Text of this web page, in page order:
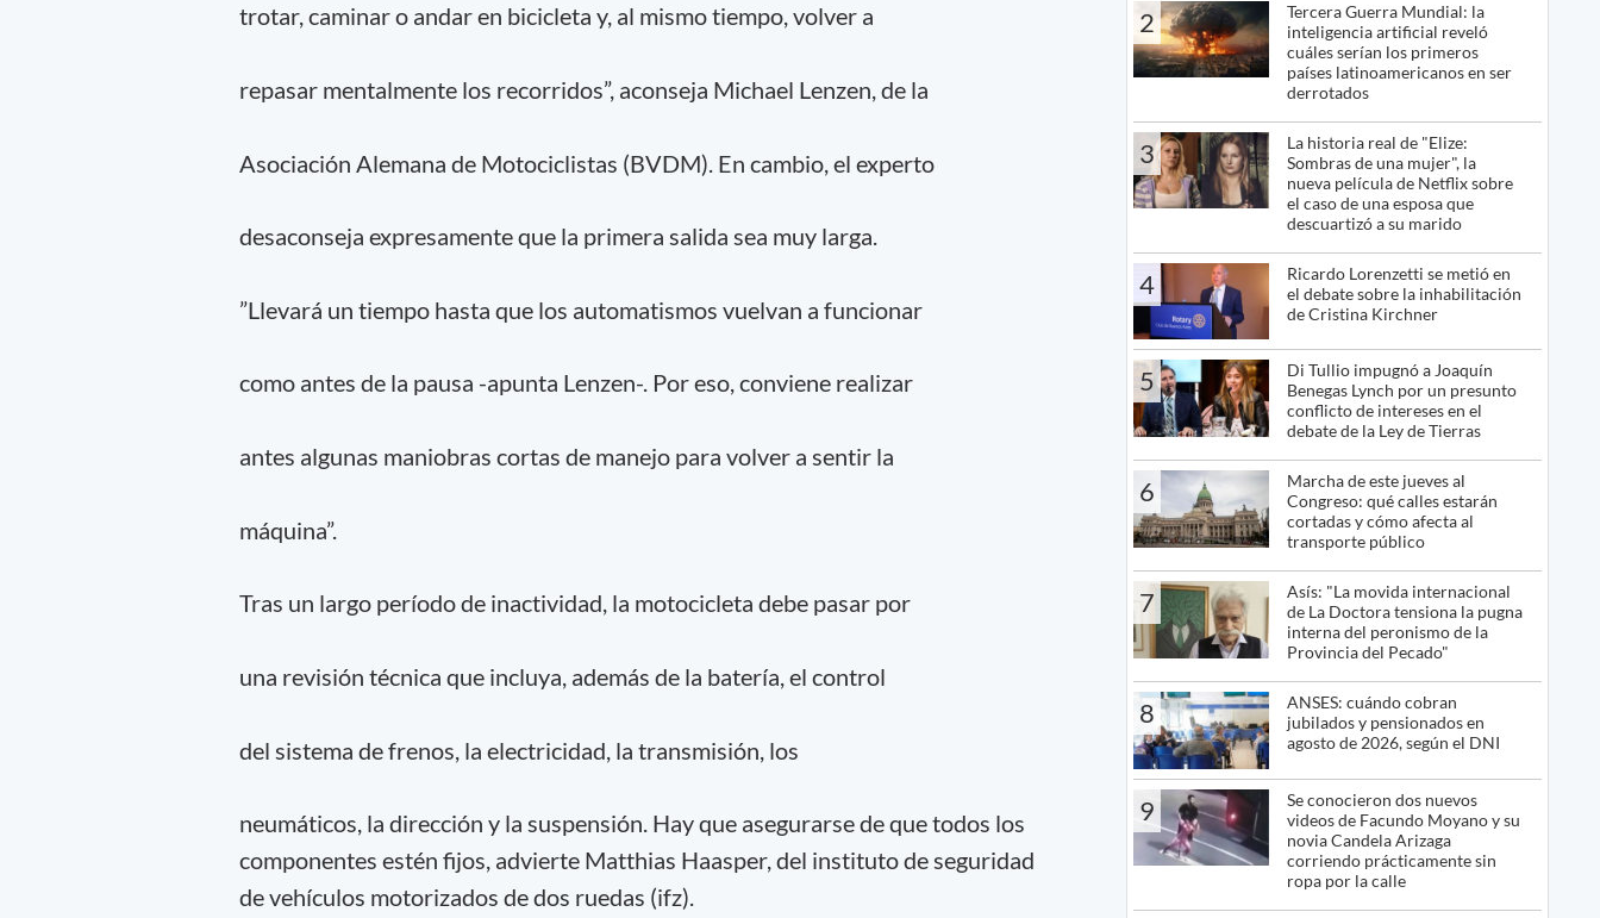
trotar, caminar o andar en bicicleta y, al mismo tiempo, volver a
repasar mentalmente los recorridos”, aconseja Michael Lenzen, de la
Asociación Alemana de Motociclistas (BVDM). En cambio, el experto
desaconseja expresamente que la primera salida sea muy larga.
”Llevará un tiempo hasta que los automatismos vuelvan a funcionar
como antes de la pausa -apunta Lenzen-. Por eso, conviene realizar
antes algunas maniobras cortas de manejo para volver a sentir la
máquina”.
Tras un largo período de inactividad, la motocicleta debe pasar por
una revisión técnica que incluya, además de la batería, el control
del sistema de frenos, la electricidad, la transmisión, los
neumáticos, la dirección y la suspensión. Hay que asegurarse de que todos los
componentes estén fijos, advierte Matthias Haasper, del instituto de seguridad
de vehículos motorizados de dos ruedas (ifz).
2
Tercera Guerra Mundial: la
inteligencia artificial reveló
cuáles serían los primeros
países latinoamericanos en ser
derrotados
3
La historia real de "Elize:
Sombras de una mujer", la
nueva película de Netflix sobre
el caso de una esposa que
descuartizó a su marido
4
Ricardo Lorenzetti se metió en
el debate sobre la inhabilitación
de Cristina Kirchner
5
Di Tullio impugnó a Joaquín
Benegas Lynch por un presunto
conflicto de intereses en el
debate de la Ley de Tierras
6
Marcha de este jueves al
Congreso: qué calles estarán
cortadas y cómo afecta al
transporte público
7
Asís: "La movida internacional
de La Doctora tensiona la pugna
interna del peronismo de la
Provincia del Pecado"
8
ANSES: cuándo cobran
jubilados y pensionados en
agosto de 2026, según el DNI
9
Se conocieron dos nuevos
videos de Facundo Moyano y su
novia Candela Arizaga
corriendo prácticamente sin
ropa por la calle